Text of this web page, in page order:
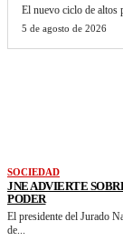
El nuevo ciclo de altos
5 de agosto de 2026
SOCIEDAD
JNE ADVIERTE
PODER
El presidente del Jurado
de...